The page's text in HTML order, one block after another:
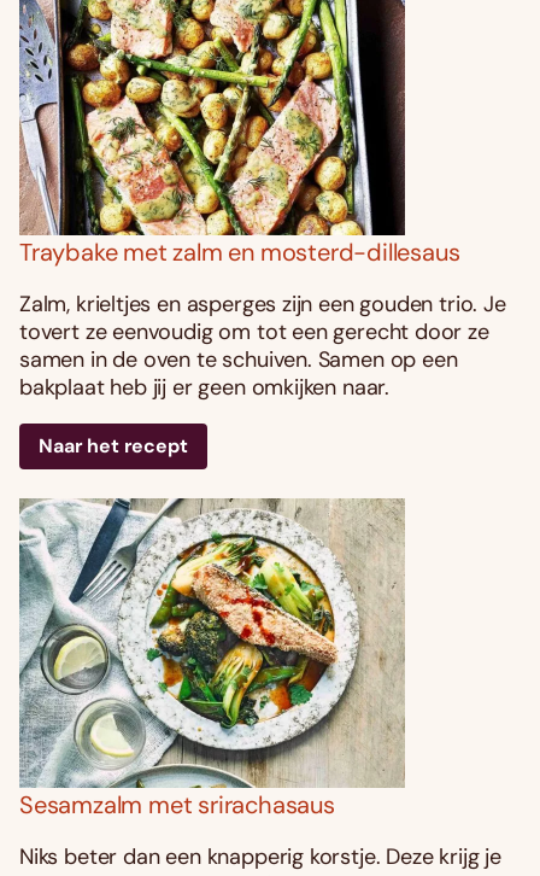
Traybake met zalm en mosterd-dillesaus
Zalm, krieltjes en asperges zijn een gouden trio. Je
tovert ze eenvoudig om tot een gerecht door ze
samen in de oven te schuiven. Samen op een
bakplaat heb jij er geen omkijken naar.
Naar het recept
Sesamzalm met srirachasaus
Niks beter dan een knapperig korstje. Deze krijg je